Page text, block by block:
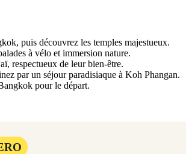
puis découvrez les temples majestueux.
à vélo et immersion nature.
respectueux de leur bien-être.
par un séjour paradisiaque à Koh Phangan.
pour le départ.